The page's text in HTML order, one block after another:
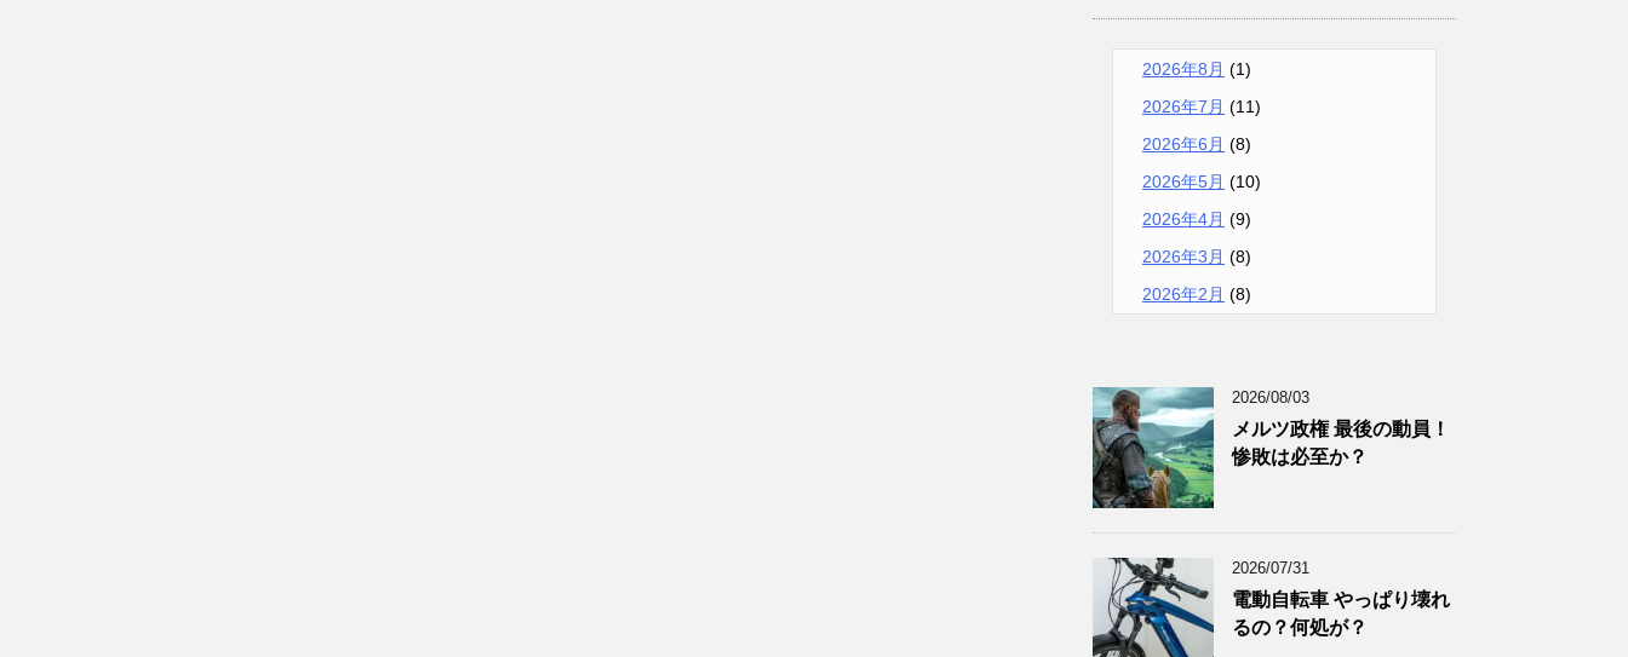
2026年8月 (1)
2026年7月 (11)
2026年6月 (8)
2026年5月 (10)
2026年4月 (9)
2026年3月 (8)
2026年2月 (8)
2025年11月(12)
2025年10月 (10)
2025年9月
2025年7月
2025年6月
(9)
2025年5月
(8)
2026/08/03
メルツ政権 最後の動員！
惨敗は必至か？
2026/07/31
電動自転車 やっぱり壊れ
るの？何処が？